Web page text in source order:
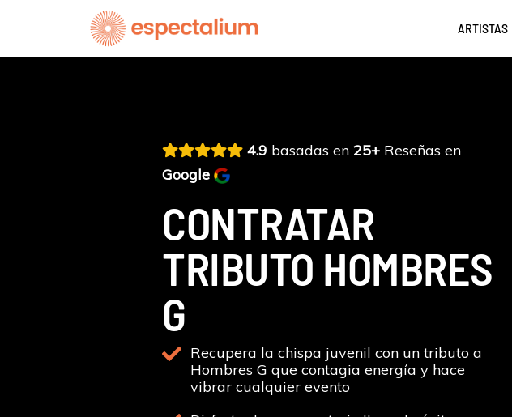
contenido
ARTISTAS
4.9 basadas en 25+ Reseñas en
Google
CONTRATAR
TRIBUTO HOMBRES
G
Recupera la chispa juvenil con un tributo a
Hombres G que contagia energía y hace
vibrar cualquier evento